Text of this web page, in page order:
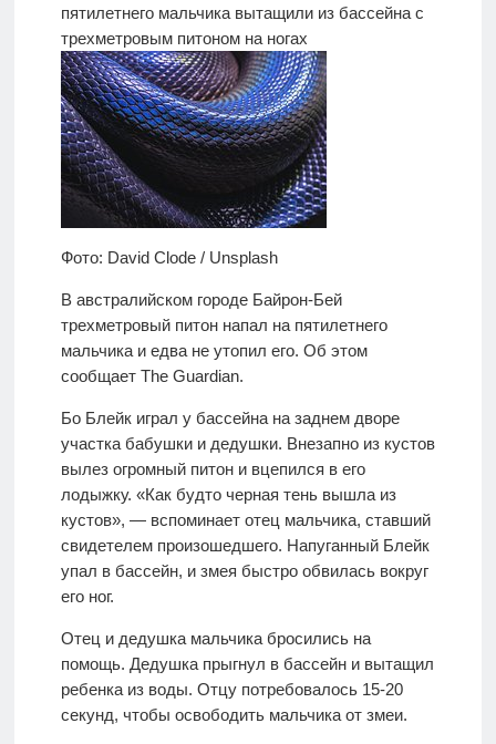
нас
Версия для
слабовидящих
пятилетнего мальчика вытащили из бассейна с
трехметровым питоном на ногах
Фото: David Clode / Unsplash
В австралийском городе Байрон-Бей
трехметровый питон напал на пятилетнего
мальчика и едва не утопил его. Об этом
сообщает The Guardian.
Бо Блейк играл у бассейна на заднем дворе
участка бабушки и дедушки. Внезапно из кустов
вылез огромный питон и вцепился в его
лодыжку. «Как будто черная тень вышла из
кустов», — вспоминает отец мальчика, ставший
свидетелем произошедшего. Напуганный Блейк
упал в бассейн, и змея быстро обвилась вокруг
его ног.
Отец и дедушка мальчика бросились на
помощь. Дедушка прыгнул в бассейн и вытащил
ребенка из воды. Отцу потребовалось 15-20
секунд, чтобы освободить мальчика от змеи.